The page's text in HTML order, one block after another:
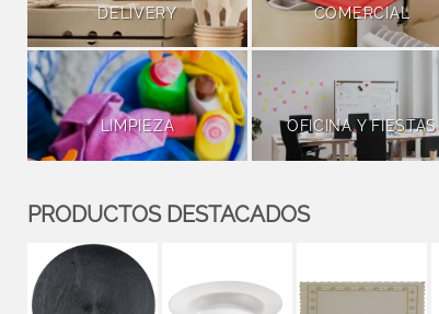
DELIVERY
COMERCIAL
LIMPIEZA OFICINA Y FIESTAS
PRODUCTOS DESTACADOS